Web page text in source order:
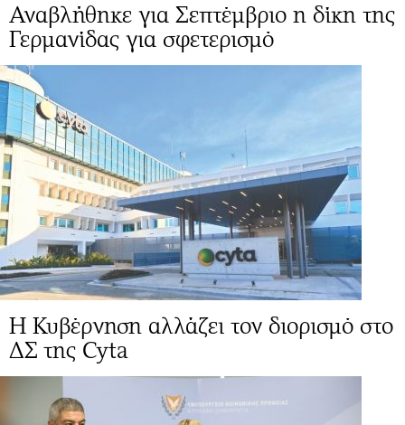
Αναβλήθηκε για Σεπτέμβριο η δίκη της
Γερμανίδας για σφετερισμό
Η Κυβέρνηση αλλάζει τον διορισμό στο
ΔΣ της Cyta